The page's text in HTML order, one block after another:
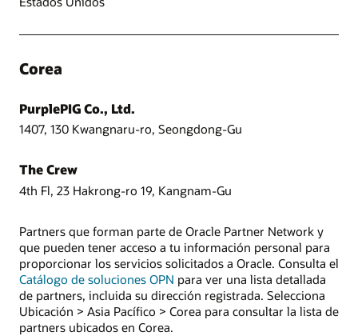
Corea
PurplePIG Co., Ltd.
1407, 130 Kwangnaru-ro, Seongdong-Gu
The Crew
4th Fl, 23 Hakrong-ro 19, Kangnam-Gu
Partners que forman parte de Oracle Partner Network y
que pueden tener acceso a tu información personal para
proporcionar los servicios solicitados a Oracle. Consulta el
Catálogo de soluciones OPN para ver una lista detallada
de partners, incluida su dirección registrada. Selecciona
Ubicación > Asia Pacífico > Corea para consultar la lista de
partners ubicados en Corea.